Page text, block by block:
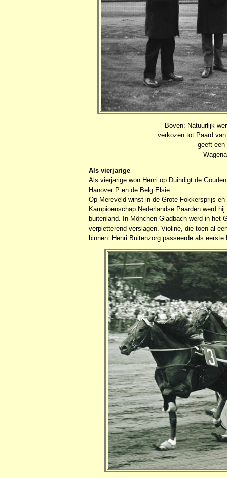
Boven: Natuurlijk
verkozen tot Paard
geeft een
Als vierjarige
Als vierjarige won Henri op Duindigt de
Hanover P en de Belg Elsie.
Op Mereveld winst in de Grote Fokkersprijs
Kampioenschap Nederlandse Paarden werd
buitenland. In Mönchen-Gladbach werd in het
verpletterend verslagen. Violine, die toen al
binnen. Henri Buitenzorg passeerde als